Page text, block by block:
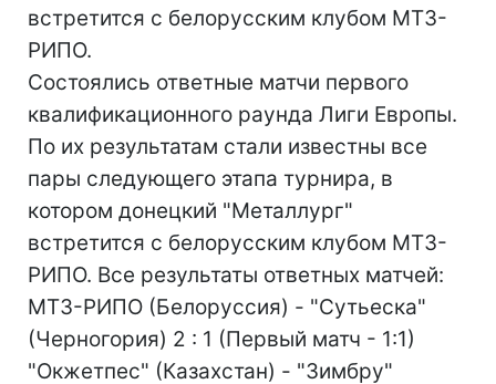
встретится с белорусским клубом МТЗ-
РИПО.
Состоялись ответные матчи первого
квалификационного раунда Лиги Европы.
По их результатам стали известны все
пары следующего этапа турнира, в
котором донецкий "Металлург"
встретится с белорусским клубом МТЗ-
РИПО. Все результаты ответных матчей:
МТЗ-РИПО (Белоруссия) - "Сутьеска"
(Черногория) 2 : 1 (Первый матч - 1:1)
"Окжетпес" (Казахстан) - "Зимбру"